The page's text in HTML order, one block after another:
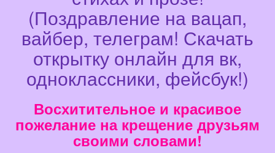
(Поздравление на вацап,
вайбер, телеграм! Скачать
открытку онлайн для вк,
одноклассники, фейсбук!)
Восхитительное и красивое
пожелание на крещение друзьям
своими словами!